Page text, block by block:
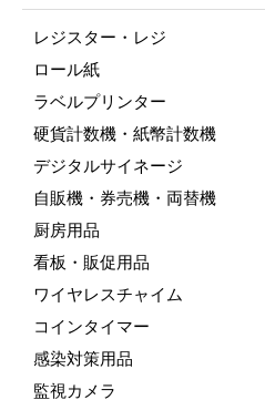
レジスター・レジ
ロール紙
ラベルプリンター
硬貨計数機・紙幣計数機
デジタルサイネージ
自販機・券売機・両替機
厨房用品
看板・販促用品
ワイヤレスチャイム
コインタイマー
感染対策用品
監視カメラ